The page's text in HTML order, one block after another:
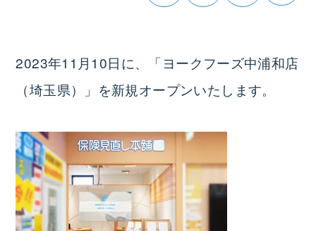
2023年11月10日に、「ヨークフーズ中浦和店
（埼玉県）」を新規オープンいたします。